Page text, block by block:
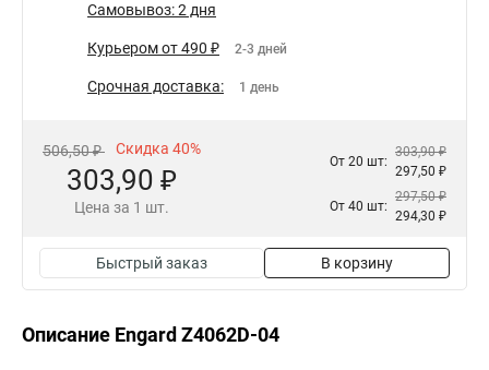
Самовывоз: 2 дня
Курьером от 490 ₽ 2-3 дней
Срочная доставка: 1 день
506,50 ₽ Скидка 40%
303,90 ₽
Цена за 1 шт.
От 20 шт:
303,90 ₽
297,50 ₽
От 40 шт:
297,50 ₽
294,30 ₽
Быстрый заказ В корзину
Описание Engard Z4062D-04